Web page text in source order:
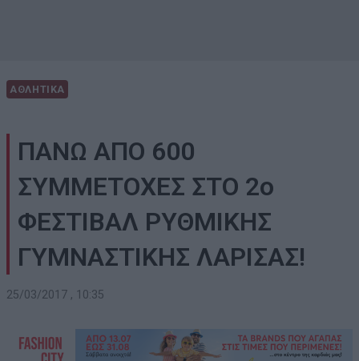
ΑΘΛΗΤΙΚΑ
ΠΑΝΩ ΑΠΟ 600
ΣΥΜΜΕΤΟΧΕΣ ΣΤΟ 2ο
ΦΕΣΤΙΒΑΛ ΡΥΘΜΙΚΗΣ
ΓΥΜΝΑΣΤΙΚΗΣ ΛΑΡΙΣΑΣ!
25/03/2017 , 10:35